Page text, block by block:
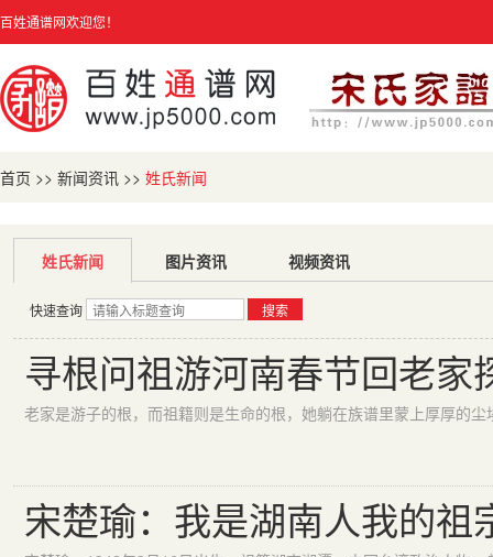
百姓通谱网欢迎您！
首页 >> 新闻资讯 >> 姓氏新闻
姓氏新闻 图片资讯 视频资讯
快速查询 搜索
寻根问祖游河南春节回老家
宋楚瑜：我是湖南人我的祖